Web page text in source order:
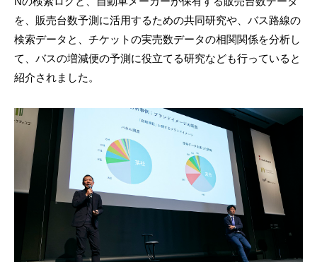
を、販売台数予測に活用するための共同研究や、バス路線の
検索データと、チケットの実売数データの相関関係を分析し
て、バスの増減便の予測に役立てる研究なども行っていると
紹介されました。